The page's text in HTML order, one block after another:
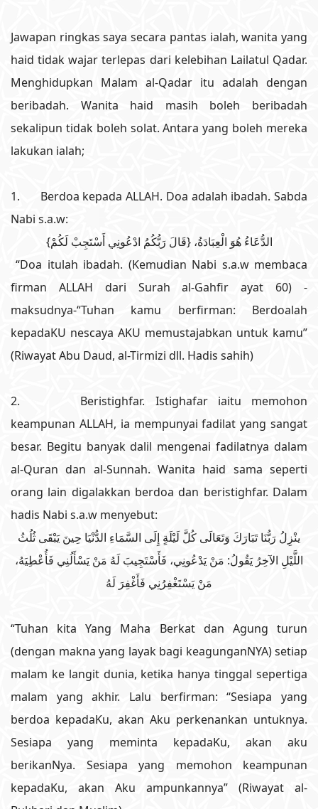
Jawapan ringkas saya secara pantas ialah, wanita yang
haid tidak wajar terlepas dari kelebihan Lailatul Qadar.
Menghidupkan Malam al-Qadar itu adalah dengan
beribadah. Wanita haid masih boleh beribadah
sekalipun tidak boleh solat. Antara yang boleh mereka
lakukan ialah;
1. Berdoa kepada ALLAH. Doa adalah ibadah. Sabda
Nabi s.a.w:
الدُّعَاءُ هُوَ الْعِبَادَةُ، {قَالَ رَبُّكُمُ ادْعُونِي أَسْتَجِبْ لَكُمْ}
“Doa itulah ibadah. (Kemudian Nabi s.a.w membaca
firman ALLAH dari Surah al-Gahfir ayat 60) -
maksudnya-“Tuhan kamu berfirman: Berdoalah
kepadaKU nescaya AKU memustajabkan untuk kamu”
(Riwayat Abu Daud, al-Tirmizi dll. Hadis sahih)
2. Beristighfar. Istighafar iaitu memohon
keampunan ALLAH, ia mempunyai fadilat yang sangat
besar. Begitu banyak dalil mengenai fadilatnya dalam
al-Quran dan al-Sunnah. Wanita haid sama seperti
orang lain digalakkan berdoa dan beristighfar. Dalam
hadis Nabi s.a.w menyebut:
ينْزِلُ رَبُّنَا تَبَارَكَ وَتَعَالَى كُلَّ لَيْلَةٍ إِلَى السَّمَاءِ الدُّنْيَا حِينَ يَبْقَى ثُلُثُ
اللَّيْلِ الآخِرُ يَقُولُ: مَنْ يَدْعُونِي، فَأَسْتَجِيبَ لَهُ مَنْ يَسْأَلُنِي فَأُعْطِيَهُ،
مَنْ يَسْتَغْفِرُنِي فَأَغْفِرَ لَهُ
“Tuhan kita Yang Maha Berkat dan Agung turun
(dengan makna yang layak bagi keagunganNYA) setiap
malam ke langit dunia, ketika hanya tinggal sepertiga
malam yang akhir. Lalu berfirman: “Sesiapa yang
berdoa kepadaKu, akan Aku perkenankan untuknya.
Sesiapa yang meminta kepadaKu, akan aku
berikanNya. Sesiapa yang memohon keampunan
kepadaKu, akan Aku ampunkannya” (Riwayat al-